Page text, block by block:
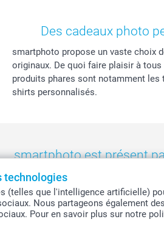
technologies
que l'intelligence artificielle)
Nous partageons également
Pour en savoir plus sur notre
Des cadeaux photo
smartphoto propose un vaste choix
originaux. De quoi faire plaisir à
produits phares sont notamment les
shirts personnalisés.
smartphoto est présent
- Nederland